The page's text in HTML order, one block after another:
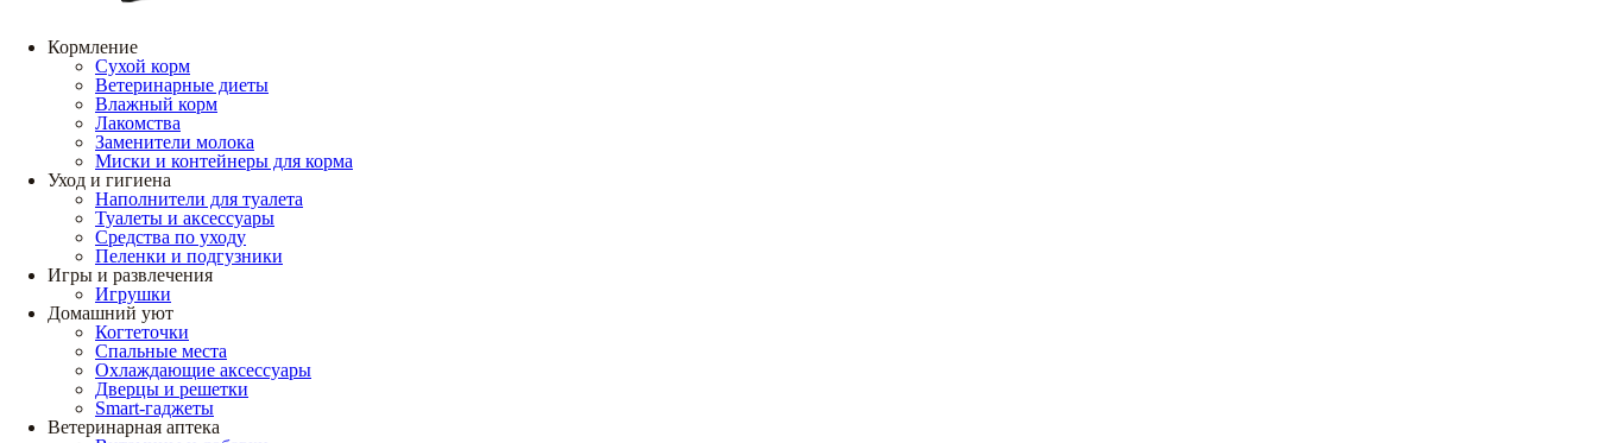
Кормление
Сухой корм
Ветеринарные диеты
Влажный корм
Лакомства
Заменители молока
Миски и контейнеры для корма
Уход и гигиена
Наполнители для туалета
Туалеты и аксессуары
Средства по уходу
Пеленки и подгузники
Игры и развлечения
Игрушки
Домашний уют
Когтеточки
Спальные места
Охлаждающие аксессуары
Дверцы и решетки
Smart-гаджеты
Ветеринарная аптека